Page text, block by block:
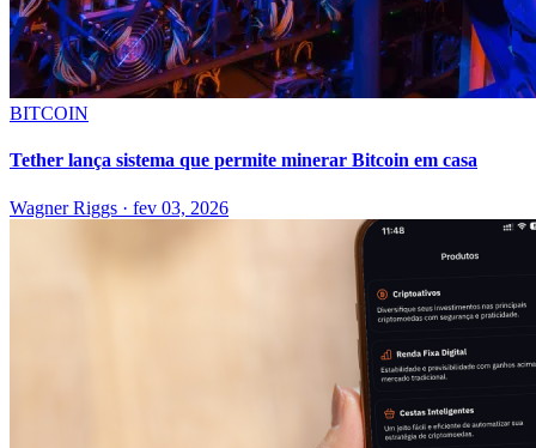
BITCOIN
Tether lança sistema que permite minerar Bitcoin em casa
Wagner Riggs · fev 03, 2026